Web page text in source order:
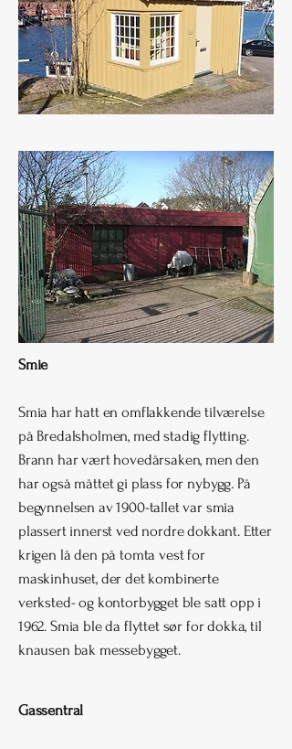
Smie
Smia har hatt en omflakkende tilværelse
på Bredalsholmen, med stadig flytting.
Brann har vært hovedårsaken, men den
har også måttet gi plass for nybygg. På
begynnelsen av 1900-tallet var smia
plassert innerst ved nordre dokkant. Etter
krigen lå den på tomta vest for
maskinhuset, der det kombinerte
verksted- og kontorbygget ble satt opp i
1962. Smia ble da flyttet sør for dokka, til
knausen bak messebygget.
Gassentral